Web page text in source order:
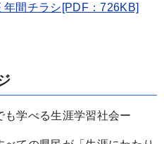
間チラシ[PDF：726KB]
学べる生涯学習社会ー